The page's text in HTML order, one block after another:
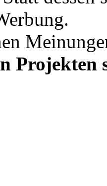
Projekten